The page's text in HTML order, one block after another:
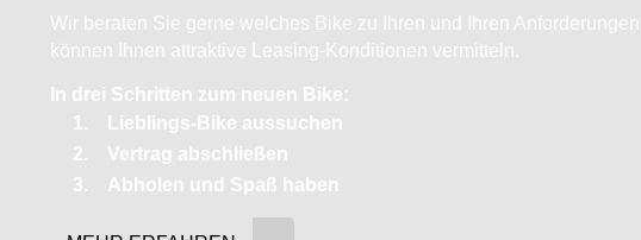
Wir beraten Sie gerne welches Bike zu Ihren und Ihren Anforderungen
können Ihnen attraktive Leasing-Konditionen vermitteln.
In drei Schritten zum neuen Bike:
Lieblings-Bike aussuchen
Vertrag abschließen
Abholen und Spaß haben